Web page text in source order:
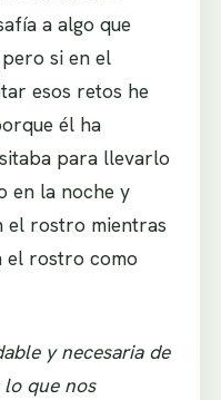
a algo que
si en el
esos retos he
él ha
para llevarlo
en la noche y
el rostro mientras
el rostro como
y necesaria de
lo que nos